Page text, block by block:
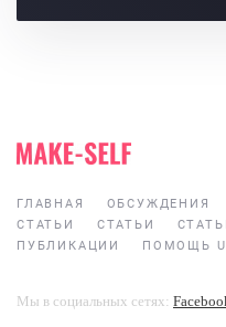
ГЛАВНАЯ ОБСУЖДЕНИЯ
СТАТЬИ
СТАТЬИ
ПУБЛИКАЦИИ
ПОМОЩЬ
Мы в социальных сетях: